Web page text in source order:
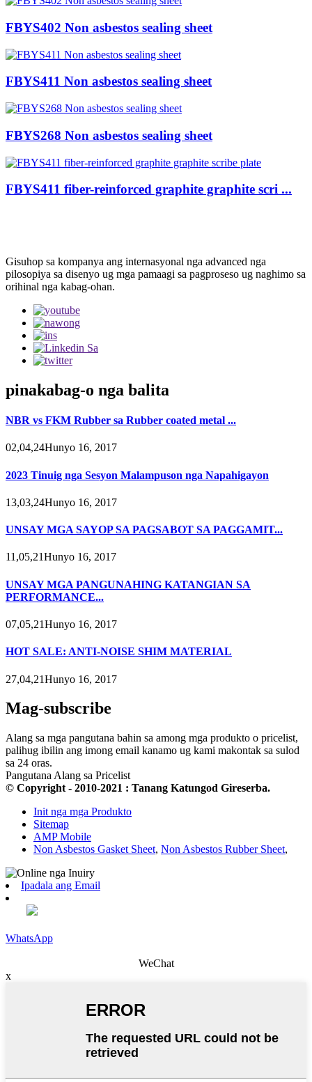
FBYS402 Non asbestos sealing sheet
FBYS411 Non asbestos sealing sheet
FBYS268 Non asbestos sealing sheet
FBYS411 fiber-reinforced graphite graphite scri ...
Gisuhop sa kompanya ang internasyonal nga advanced nga
pilosopiya sa disenyo ug mga pamaagi sa pagproseso ug naghimo sa
orihinal nga kabag-ohan.
pinakabag-o nga balita
NBR vs FKM Rubber sa Rubber coated metal ...
02,04,24Hunyo 16, 2017
2023 Tinuig nga Sesyon Malampuson nga Napahigayon
13,03,24Hunyo 16, 2017
UNSAY MGA SAYOP SA PAGSABOT SA PAGGAMIT...
11,05,21Hunyo 16, 2017
UNSAY MGA PANGUNAHING KATANGIAN SA
PERFORMANCE...
07,05,21Hunyo 16, 2017
HOT SALE: ANTI-NOISE SHIM MATERIAL
27,04,21Hunyo 16, 2017
Mag-subscribe
Alang sa mga pangutana bahin sa among mga produkto o pricelist,
palihug ibilin ang imong email kanamo ug kami makontak sa sulod
sa 24 oras.
Pangutana Alang sa Pricelist
© Copyright - 2010-2021 : Tanang Katungod Gireserba.
Init nga mga Produkto
Sitemap
AMP Mobile
Non Asbestos Gasket Sheet, Non Asbestos Rubber Sheet,
Ipadala ang Email
WhatsApp
WeChat
x